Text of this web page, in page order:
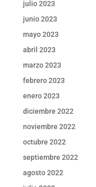
julio 2023
junio 2023
mayo 2023
abril 2023
marzo 2023
febrero 2023
enero 2023
diciembre 2022
noviembre 2022
octubre 2022
septiembre 2022
agosto 2022